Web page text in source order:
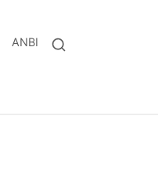
ANBI